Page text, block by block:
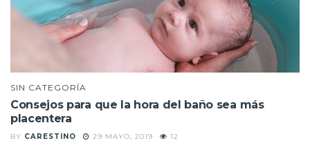
SIN CATEGORÍA
Consejos para que la hora del baño sea más
placentera
BY CARESTINO 29 MAYO, 2019 12